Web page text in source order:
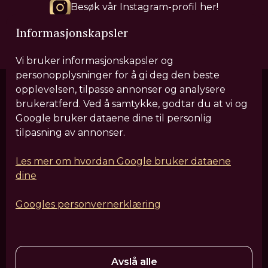
Informasjonskapsler
Vi bruker informasjonskapsler og
personopplysninger for å gi deg den beste
opplevelsen, tilpasse annonser og analysere
brukeratferd. Ved å samtykke, godtar du at vi og
Google bruker dataene dine til personlig
tilpasning av annonser.
Les mer om hvordan Google bruker dataene
dine
Googles personvernerklæring
Avslå alle
Besøk vår Instagram-profil her!
Besøk vår Tiktok-profil her!
Våre behandlinger
SculptraIV DryppHårforbedrende behandlinger
Leppefiller
Fjerning av fillerRynkebehandling
Hudforbedrende laserbehandlinger
Polynukleotider - LaksespermMedisinsk hudpleie